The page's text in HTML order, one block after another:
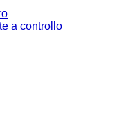
a controllo